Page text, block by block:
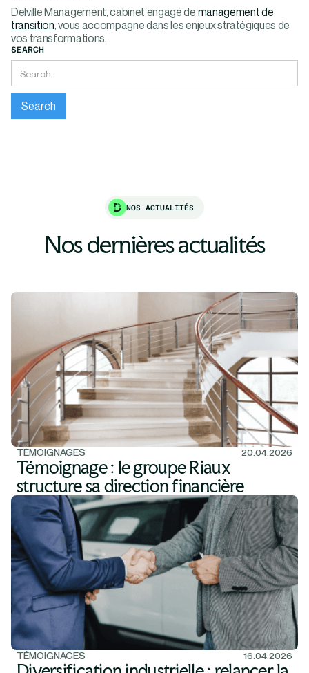
Delville Management, cabinet engagé de management de
transition, vous accompagne dans les enjeux stratégiques de
vos transformations.
SEARCH
NOS ACTUALITÉS
Nos dernières actualités
TÉMOIGNAGES 20.04.2026
Témoignage : le groupe Riaux
structure sa direction financière
TÉMOIGNAGES 16.04.2026